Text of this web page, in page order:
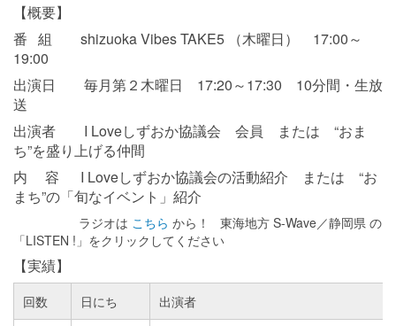
【概要】
番 組 shizuoka Vibes TAKE5 （木曜日） 17:00～
19:00
出演日 毎月第２木曜日 17:20～17:30 10分間・生放
送
出演者 I Loveしずおか協議会 会員 または “おま
ち”を盛り上げる仲間
内 容 I Loveしずおか協議会の活動紹介 または “お
まち”の「旬なイベント」紹介
ラジオは こちら から！ 東海地方 S-Wave／静岡県 の
「LISTEN !」をクリックしてください
【実績】
回数 日にち 出演者